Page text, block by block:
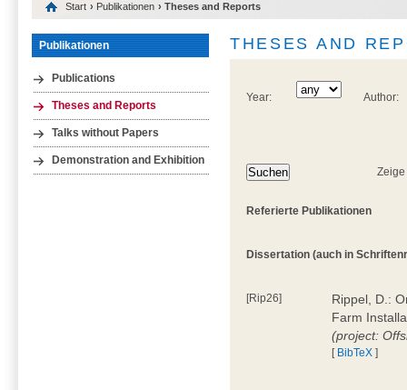
Start › Publikationen › Theses and Reports
Publikationen
Publications
Theses and Reports
Talks without Papers
Demonstration and Exhibition
THESES AND
Year: Author:
Referierte Publikationen
Dissertation (auch in
[Rip26]
Rippel, D.:
Farm
(project:
[ BibTeX ]